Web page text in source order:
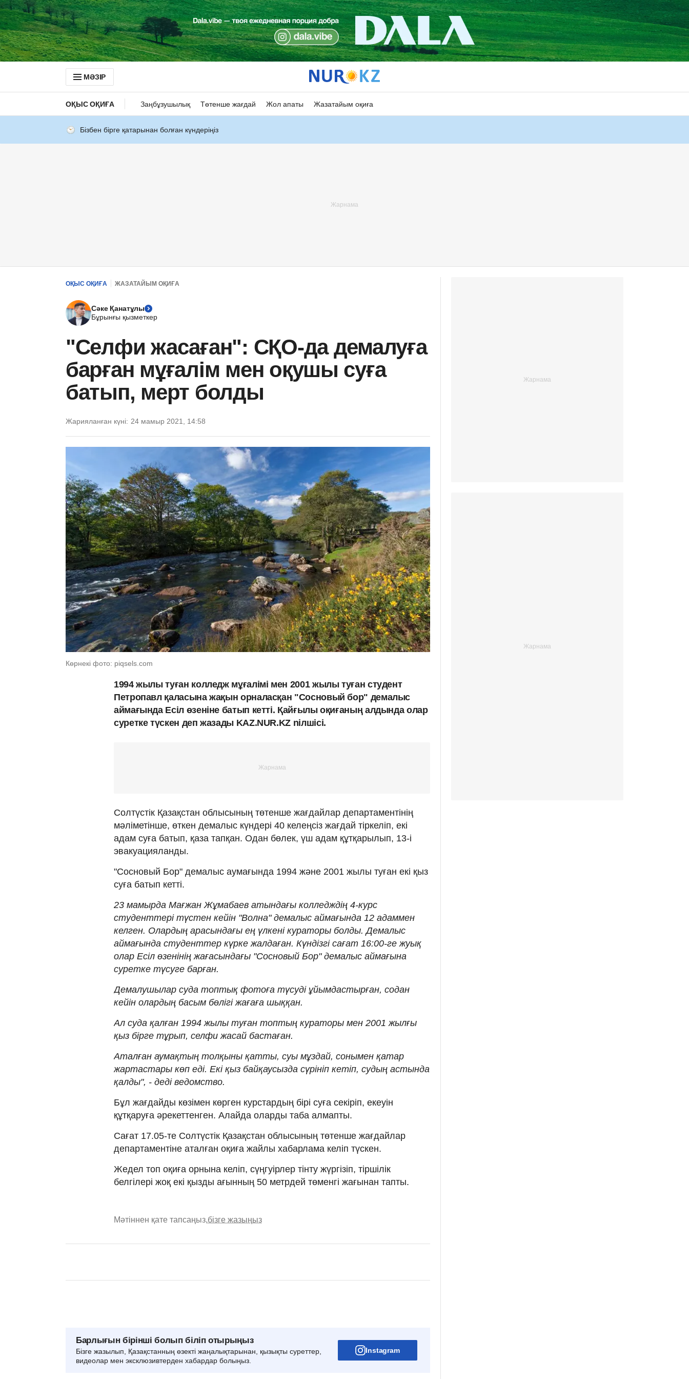
МӘЗІР
ОҚЫС ОҚИҒА Заңбұзушылық Төтенше жағдай Жол апаты Жазатайым оқиға
Бізбен бірге қатарынан болған күндеріңіз
ОҚЫС ОҚИҒА ЖАЗАТАЙЫМ ОҚИҒА
Сәке Қанатұлы
Бұрынғы қызметкер
"Селфи жасаған": СҚО-да демалуға
барған мұғалім мен оқушы суға
батып, мерт болды
Жарияланған күні: 24 мамыр 2021, 14:58
Көрнекі фото: piqsels.com
1994 жылы туған колледж мұғалімі мен 2001 жылы туған студент
Петропавл қаласына жақын орналасқан "Сосновый бор" демалыс
аймағында Есіл өзеніне батып кетті. Қайғылы оқиғаның алдында олар
суретке түскен деп жазады KAZ.NUR.KZ nілшісі.
Солтүстік Қазақстан облысының төтенше жағдайлар департаментінің
мәліметінше, өткен демалыс күндері 40 келеңсіз жағдай тіркеліп, екі
адам суға батып, қаза тапқан. Одан бөлек, үш адам құтқарылып, 13-і
эвакуацияланды.
"Сосновый Бор" демалыс аумағында 1994 және 2001 жылы туған екі қыз
суға батып кетті.
23 мамырда Мағжан Жұмабаев атындағы колледждің 4-курс
студенттері түстен кейін "Волна" демалыс аймағында 12 адаммен
келген. Олардың арасындағы ең үлкені кураторы болды. Демалыс
аймағында студенттер күрке жалдаған. Күндізгі сағат 16:00-ге жуық
олар Есіл өзенінің жағасындағы "Сосновый Бор" демалыс аймағына
суретке түсуге барған.
Демалушылар суда топтық фотоға түсуді ұйымдастырған, содан
кейін олардың басым бөлігі жағаға шыққан.
Ал суда қалған 1994 жылы туған топтың кураторы мен 2001 жылғы
қыз бірге тұрып, селфи жасай бастаған.
Аталған аумақтың толқыны қатты, суы мұздай, сонымен қатар
жартастары көп еді. Екі қыз байқаусызда сүрініп кетіп, судың астында
қалды", - деді ведомство.
Бұл жағдайды көзімен көрген курстардың бірі суға секіріп, екеуін
құтқаруға әрекеттенген. Алайда оларды таба алмапты.
Сағат 17.05-те Солтүстік Қазақстан облысының төтенше жағдайлар
департаментіне аталған оқиға жайлы хабарлама келіп түскен.
Жедел топ оқиға орнына келіп, сүңгуірлер тінту жүргізіп, тіршілік
белгілері жоқ екі қызды ағынның 50 метрдей төменгі жағынан тапты.
Мәтіннен қате тапсаңыз,бізге жазыңыз
Барлығын бірінші болып біліп отырыңыз
Бізге жазылып, Қазақстанның өзекті жаңалықтарынан, қызықты суреттер,
видеолар мен эксклюзивтерден хабардар болыңыз.
Instagram